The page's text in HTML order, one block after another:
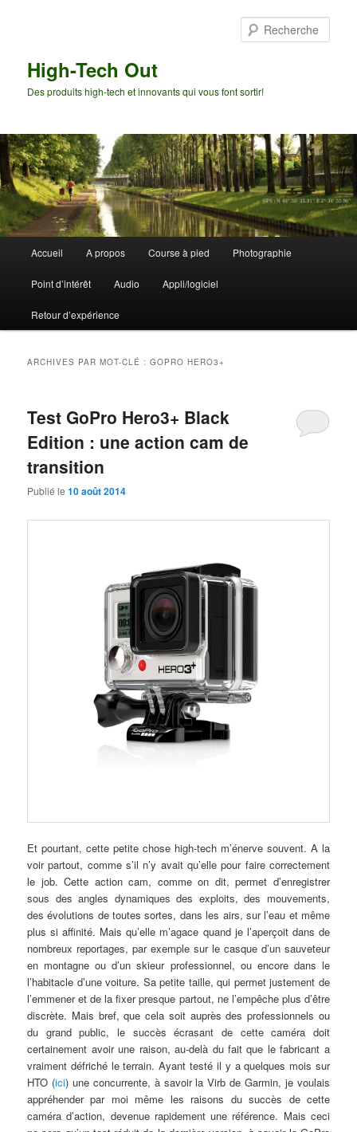
High-Tech Out
Des produits high-tech et innovants qui vous font sortir!
principal
Accueil A propos Course à pied Photographie
Point d’intérêt Audio Appli/logiciel
Retour d’expérience
ARCHIVES PAR MOT-CLÉ :GOPRO HERO3+
Test GoPro Hero3+ Black
Edition : une action cam de
transition
Publié le10 août 2014
Et pourtant, cette petite chose high-tech m’énerve souvent. A la
voir partout, comme s’il n’y avait qu’elle pour faire correctement
le job. Cette action cam, comme on dit, permet d’enregistrer
sous des angles dynamiques des exploits, des mouvements,
des évolutions de toutes sortes, dans les airs, sur l’eau et même
plus si affinité. Mais qu’elle m’agace quand je l’aperçoit dans de
nombreux reportages, par exemple sur le casque d’un sauveteur
en montagne ou d’un skieur professionnel, ou encore dans le
l’habitacle d’une voiture. Sa petite taille, qui permet justement de
l’emmener et de la fixer presque partout, ne l’empêche plus d’être
discrète. Mais bref, que cela soit auprès des professionnels ou
du grand public, le succès écrasant de cette caméra doit
certainement avoir une raison, au-delà du fait que le fabricant a
vraiment défriché le terrain. Ayant testé il y a quelques mois sur
HTO (ici) une concurrente, à savoir la Virb de Garmin, je voulais
appréhender par moi même les raisons du succès de cette
caméra d’action, devenue rapidement une référence. Mais ceci